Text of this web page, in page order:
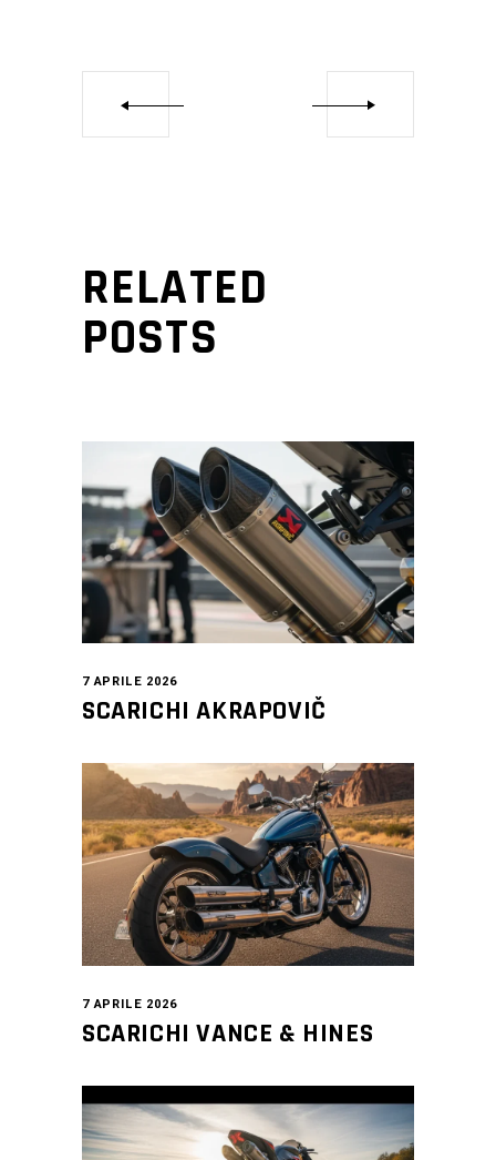
RELATED
POSTS
7 APRILE 2026
SCARICHI AKRAPOVIČ
7 APRILE 2026
SCARICHI VANCE & HINES